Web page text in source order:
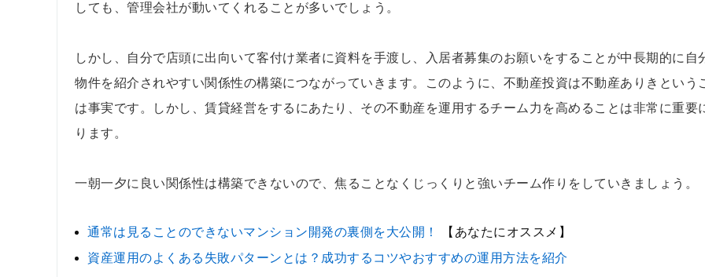
しても、管理会社が動いてくれることが多いでしょう。
しかし、自分で店頭に出向いて客付け業者に資料を手渡し、入居者募集のお願いをすることが中長期的に自
物件を紹介されやすい関係性の構築につながっていきます。このように、不動産投資は不動産ありきという
は事実です。しかし、賃貸経営をするにあたり、その不動産を運用するチーム力を高めることは非常に重要
ります。
一朝一夕に良い関係性は構築できないので、焦ることなくじっくりと強いチーム作りをしていきましょう。
通常は見ることのできないマンション開発の裏側を大公開！
【あなたにオススメ】
資産運用のよくある失敗パターンとは？成功するコツやおすすめの運用方法を紹介